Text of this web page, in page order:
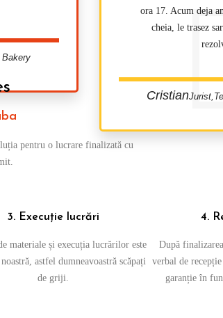
Bakery
ora 17. Acum deja
cheia, le trasez
Cristian
pentru o lucrare finalizată cu
3. Execuție lucrări
materiale și execuția lucrărilor este
astfel dumneavoastră scăpați
de griji.
4.
După
verbal de
garanție în